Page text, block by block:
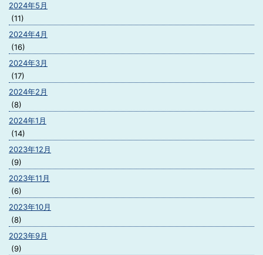
2024年5月
(11)
2024年4月
(16)
2024年3月
(17)
2024年2月
(8)
2024年1月
(14)
2023年12月
(9)
2023年11月
(6)
2023年10月
(8)
2023年9月
(9)